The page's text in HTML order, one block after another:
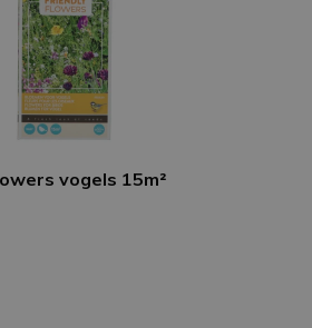
vogels 15m²